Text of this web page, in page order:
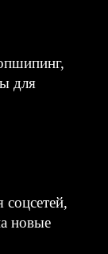
для
новые